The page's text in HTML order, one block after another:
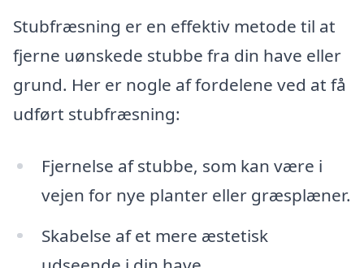
Stubfræsning er en effektiv metode til at
fjerne uønskede stubbe fra din have eller
grund. Her er nogle af fordelene ved at få
udført stubfræsning:
Fjernelse af stubbe, som kan være i
vejen for nye planter eller græsplæner.
Skabelse af et mere æstetisk